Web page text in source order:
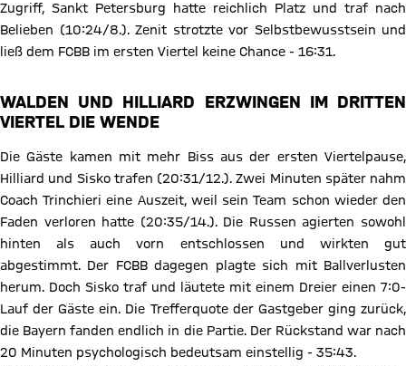
Zugriff, Sankt Petersburg hatte reichlich Platz und traf nach
Belieben (10:24/8.). Zenit strotzte vor Selbstbewusstsein und
ließ dem FCBB im ersten Viertel keine Chance - 16:31.
WALDEN UND HILLIARD ERZWINGEN IM DRITTEN
VIERTEL DIE WENDE
Die Gäste kamen mit mehr Biss aus der ersten Viertelpause,
Hilliard und Sisko trafen (20:31/12.). Zwei Minuten später nahm
Coach Trinchieri eine Auszeit, weil sein Team schon wieder den
Faden verloren hatte (20:35/14.). Die Russen agierten sowohl
hinten als auch vorn entschlossen und wirkten gut
abgestimmt. Der FCBB dagegen plagte sich mit Ballverlusten
herum. Doch Sisko traf und läutete mit einem Dreier einen 7:0-
Lauf der Gäste ein. Die Trefferquote der Gastgeber ging zurück,
die Bayern fanden endlich in die Partie. Der Rückstand war nach
20 Minuten psychologisch bedeutsam einstellig - 35:43.